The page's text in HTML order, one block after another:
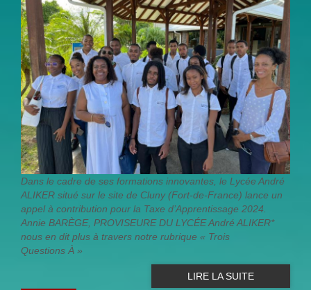
Dans le cadre de ses formations innovantes, le Lycée André
ALIKER situé sur le site de Cluny (Fort-de-France) lance un
appel à contribution pour la Taxe d’Apprentissage 2024.
Annie BARÈGE, PROVISEURE DU LYCÉE André ALIKER*
nous en dit plus à travers notre rubrique « Trois
Questions À »
LIRE LA SUITE